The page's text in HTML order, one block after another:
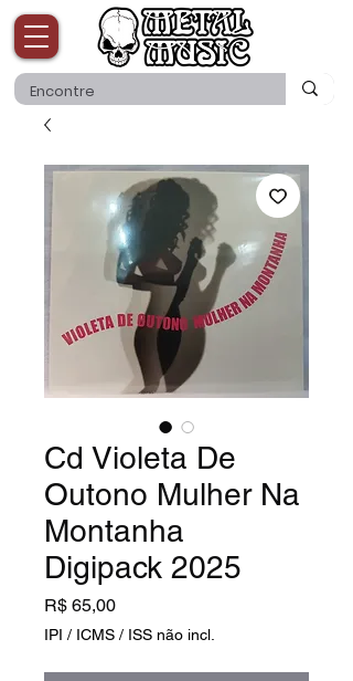
Cd Violeta De
Outono Mulher Na
Montanha
Digipack 2025
R$ 65,00Preço
IPI / ICMS / ISS não incl.